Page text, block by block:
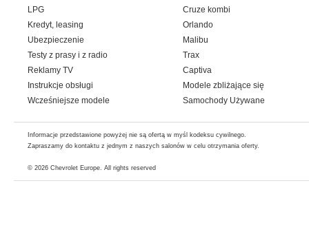
LPG
Kredyt, leasing
Ubezpieczenie
Testy z prasy i z radio
Reklamy TV
Instrukcje obsługi
Wcześniejsze modele
Cruze kombi
Orlando
Malibu
Trax
Captiva
Modele zbliżające się
Samochody Używane
Informacje przedstawione powyżej nie są ofertą w myśl kodeksu cywilnego.
Zapraszamy do kontaktu z jednym z naszych salonów w celu otrzymania oferty.
© 2026 Chevrolet Europe. All rights reserved